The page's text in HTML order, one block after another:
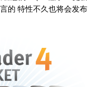
的 特性不久也将会发布